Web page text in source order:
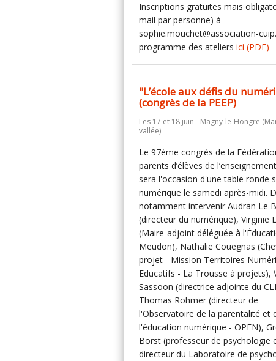
Inscriptions gratuites mais
mail par personne) à
sophie.mouchet@association-
programme des ateliers ici (PDF)
"L’école aux défis du
(congrès de la PEEP)
Les 17 et 18 juin - Magny-le-Hongre
vallée)
Le 97ème congrès de la
parents d’élèves de
sera l'occasion d'une table ronde
numérique le samedi après-midi.
notamment intervenir Audran Le
(directeur du numérique), Virginie
(Maire-adjoint déléguée à
Meudon), Nathalie Couegnas
projet - Mission Territoires
Educatifs - La Trousse à projets),
Sassoon (directrice adjointe du
Thomas Rohmer (directeur de
l'Observatoire de la parentalité et
l'éducation numérique - OPEN),
Borst (professeur de psychologie
directeur du Laboratoire de